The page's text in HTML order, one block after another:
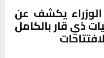
يكشف عن
ذي قار بالكامل